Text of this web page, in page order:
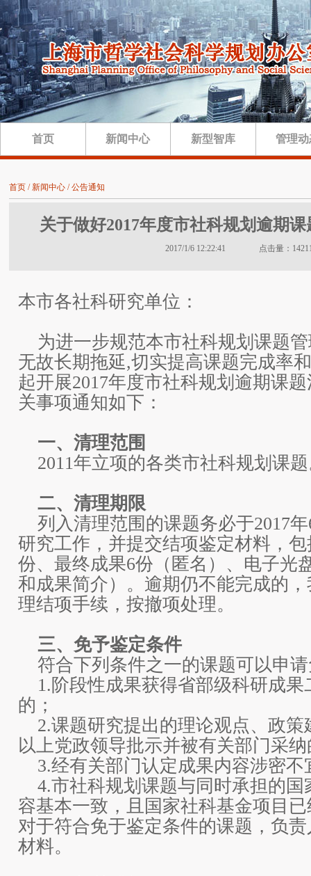
首页 新闻中心 新型智库 管理
首页 / 新闻中心 / 公告通知
关于做好2017年度市社科规划逾期
2017/1/6 12:22:41 点击量：
本市各社科研究单位：
为进一步规范本市社科规划课题
无故长期拖延,切实提高课题完成率
起开展2017年度市社科规划逾期课
关事项通知如下：
一、清理范围
2011年立项的各类市社科规划课
二、清理期限
列入清理范围的课题务必于2017
研究工作，并提交结项鉴定材料，
份、最终成果6份（匿名）、电子光
和成果简介）。逾期仍不能完成的
理结项手续，按撤项处理。
三、免予鉴定条件
符合下列条件之一的课题可以申
1.阶段性成果获得省部级科研成果
的；
2.课题研究提出的理论观点、政策
以上党政领导批示并被有关部门采
3.经有关部门认定成果内容涉密不
4.市社科规划课题与同时承担的国
容基本一致，且国家社科基金项目
对于符合免于鉴定条件的课题，负
材料。